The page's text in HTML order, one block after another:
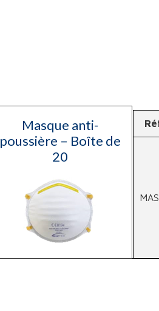
Masque anti-
poussière – Boîte de
20